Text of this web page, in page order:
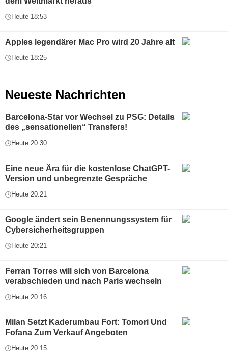
Heute 18:53
Apples legendärer Mac Pro wird 20 Jahre alt
Heute 18:25
Neueste Nachrichten
Barcelona-Star vor Wechsel zu PSG: Details
des „sensationellen“ Transfers!
Heute 20:30
Eine neue Ära für die kostenlose ChatGPT-
Version und unbegrenzte Gespräche
Heute 20:21
Google ändert sein Benennungssystem für
Cybersicherheitsgruppen
Heute 20:21
Ferran Torres will sich von Barcelona
verabschieden und nach Paris wechseln
Heute 20:16
Milan Setzt Kaderumbau Fort: Tomori Und
Fofana Zum Verkauf Angeboten
Heute 20:15